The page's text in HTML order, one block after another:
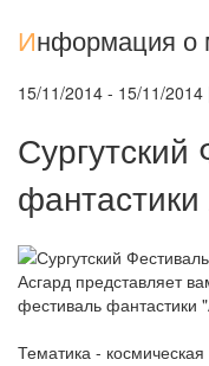
Информация о
15/11/2014 - 15/11/2014
Сургутский
Асгард представляет
фестиваль фантастики
Тематика -